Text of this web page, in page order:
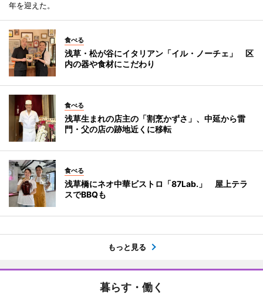
年を迎えた。
食べる
浅草・松が谷にイタリアン「イル・ノーチェ」 区
内の器や食材にこだわり
食べる
浅草生まれの店主の「割烹かずさ」、中延から雷
門・父の店の跡地近くに移転
食べる
浅草橋にネオ中華ビストロ「87Lab.」 屋上テラ
スでBBQも
もっと見る
暮らす・働く